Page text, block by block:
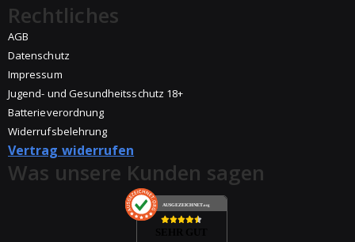
Rechtliches
AGB
Datenschutz
Impressum
Jugend- und Gesundheitsschutz 18+
Batterieverordnung
Widerrufsbelehrung
Vertrag widerrufen
Was unsere Kunden sagen
AUSGEZEICHNET.org